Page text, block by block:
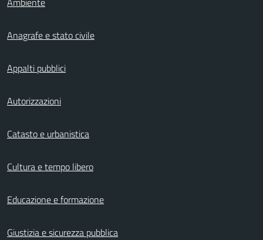
Anagrafe e stato civile
Appalti pubblici
Autorizzazioni
Catasto e urbanistica
Cultura e tempo libero
Educazione e formazione
Giustizia e sicurezza pubblica